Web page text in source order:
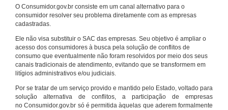
O Consumidor.gov.br consiste em um canal alternativo para o
consumidor resolver seu problema diretamente com as empresas
cadastradas.
Ele não visa substituir o SAC das empresas. Seu objetivo é ampliar o
acesso dos consumidores à busca pela solução de conflitos de
consumo que eventualmente não foram resolvidos por meio dos seus
canais tradicionais de atendimento, evitando que se transformem em
litígios administrativos e/ou judiciais.
Por se tratar de um serviço provido e mantido pelo Estado, voltado para
solução alternativa de conflitos, a participação de empresas
no Consumidor.gov.br só é permitida àquelas que aderem formalmente